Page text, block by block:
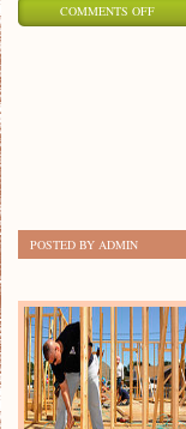
COMMENTS OFFON
POSTED BY ADMIN